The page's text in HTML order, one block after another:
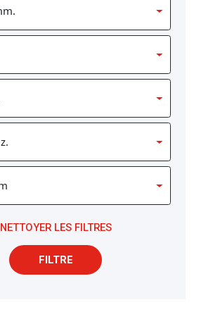
NETTOYER LES FILTRES
FILTRE